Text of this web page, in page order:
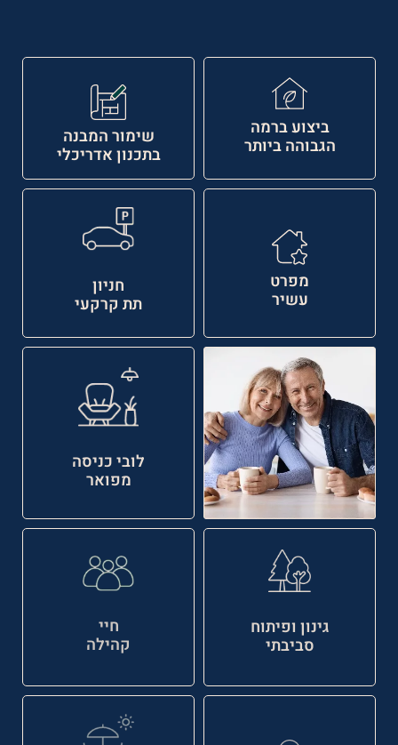
ביצוע ברמה
הגבוהה ביותר שימור המבנה
בתכנון אדריכלי
מפרט
עשיר
חניון
תת קרקעי
לובי כניסה
מפואר
גינון ופיתוח
סביבתי
חיי
קהילה